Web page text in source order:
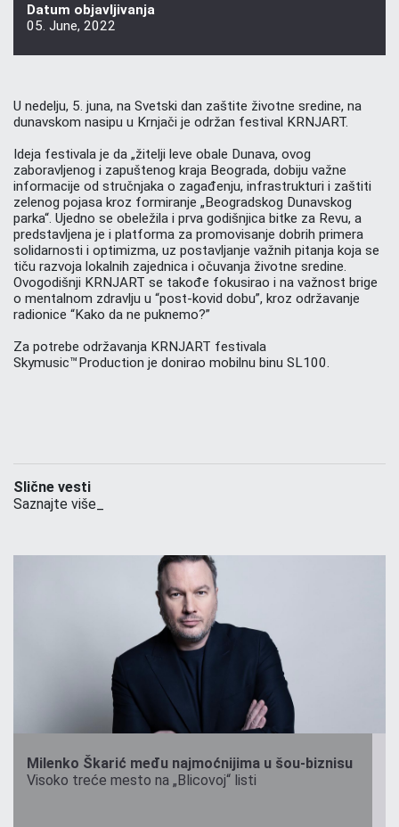
Datum objavljivanja
05. June, 2022
U nedelju, 5. juna, na Svetski dan zaštite životne sredine, na
dunavskom nasipu u Krnjači je održan festival KRNJART.
Ideja festivala je da „žitelji leve obale Dunava, ovog
zaboravljenog i zapuštenog kraja Beograda, dobiju važne
informacije od stručnjaka o zagađenju, infrastrukturi i zaštiti
zelenog pojasa kroz formiranje „Beogradskog Dunavskog
parka“. Ujedno se obeležila i prva godišnjica bitke za Revu, a
predstavljena je i platforma za promovisanje dobrih primera
solidarnosti i optimizma, uz postavljanje važnih pitanja koja se
tiču razvoja lokalnih zajednica i očuvanja životne sredine.
Ovogodišnji KRNJART se takođe fokusirao i na važnost brige
o mentalnom zdravlju u “post-kovid dobu”, kroz održavanje
radionice “Kako da ne puknemo?”
Za potrebe održavanja KRNJART festivala
Skymusic™Production je donirao mobilnu binu SL100.
Slične vesti
Saznajte više_
Milenko Škarić među najmoćnijima u šou-biznisu
Visoko treće mesto na „Blicovoj“ listi